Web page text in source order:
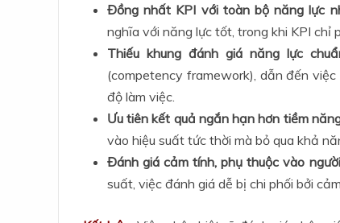
Đồng nhất KPI với toàn bộ năng lực
nghĩa với năng lực tốt, trong khi KPI chỉ
Thiếu khung đánh giá năng lực
(competency framework), dẫn đến
độ làm việc.
Ưu tiên kết quả ngắn hạn hơn tiềm
vào hiệu suất tức thời mà bỏ qua khả
Đánh giá cảm tính, phụ thuộc vào
suất, việc đánh giá dễ bị chi phối bởi